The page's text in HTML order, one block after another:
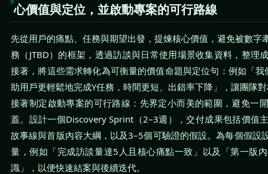
心價值與定位，並啟動專案的可行路線
先從用戶的痛點、任務與期望出發，提煉核心價值，避免被數字
務（JTBD）的框架，透過訪談與日常使用場景收集資料，整理
接著，將這些需求轉化為可衡量的價值命題與定位句：例如「
助用戶更輕鬆地完成Y任務，時間更短、出錯率下降」，讓團隊
接著制定啟動專案的可行路線：先界定小而美的範圍，避免一
蓋。設計一個Discovery Sprint（2–3週），交付成果包括價值
故事線與首版內容大綱，以及3–5個可驗證的假設。為每個假設
量，例如「完成訪談量達5人且核心痛點一致」以及「第一版
識」，以便快速結案與後續迭代。